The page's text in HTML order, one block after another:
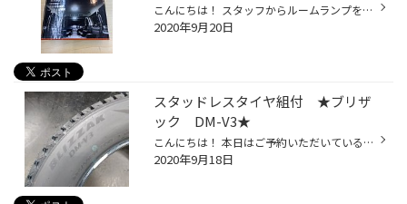
こんにちは！ スタッフからルームランプを明るくしたいという事で、LEDランプを取り付けました。 かなり明るくなって夜が楽しみです(^O^) ご興味ある方は是非、ご相談ください。
2020年9月20日
スタッドレスタイヤ組付 ★ブリザ
ック DM-V3★
こんにちは！ 本日はご予約いただいているお客様のスタッドレスタイヤとホイールの組付作業です！ 商品は ブリザック DM-V3 ECOFORME SE-15 の組み合わせです！(^^) ホイールにタイヤを組み付け中です！ タイヤを切ってしまったり、ホイールに傷がつかないよう丁寧に作業していきます！＼(^o^)／ 組...
2020年9月18日